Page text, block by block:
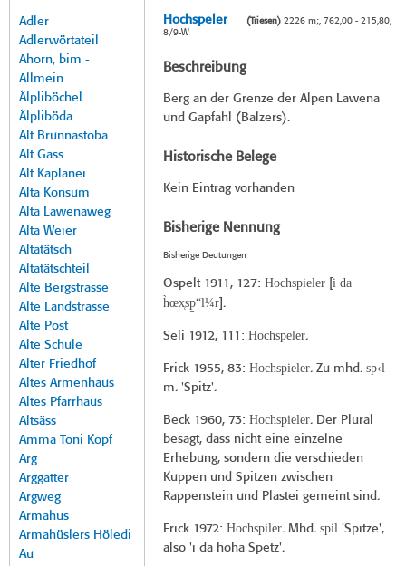
Adler
Adlerwörtateil
Ahorn, bim -
Allmein
Älpliböchel
Älpliböda
Alt Brunnastoba
Alt Gass
Alt Kaplanei
Alta Konsum
Alta Lawenaweg
Alta Weier
Altatätsch
Altatätschteil
Alte Bergstrasse
Alte Landstrasse
Alte Post
Alte Schule
Alter Friedhof
Altes Armenhaus
Altes Pfarrhaus
Altsäss
Amma Toni Kopf
Arg
Arggatter
Argweg
Armahus
Armahüslers Höledi
Au
Hochspeler (Triesen)2226 m;, 762,00 - 215,80,
8/9-W
Beschreibung
Berg an der Grenze der Alpen Lawena
und Gapfahl (Balzers).
Historische Belege
Kein Eintrag vorhanden
Bisherige Nennung
Bisherige Deutungen
Ospelt 1911 , 127: Hochspieler[ i da
h̀œx̜sp̠“l¼r].
Seli 1912, 111: Hochspeler.
Frick 1955, 83: Hochspieler. Zu mhd. sp‹l
m. 'Spitz'.
Beck 1960, 73: Hochspieler. Der Plural
besagt, dass nicht eine einzelne
Erhebung, sondern die verschieden
Kuppen und Spitzen zwischen
Rappenstein und Plastei gemeint sind.
Frick 1972: Hochspiler. Mhd. spil'Spitze',
also 'i da hoha Spetz'.